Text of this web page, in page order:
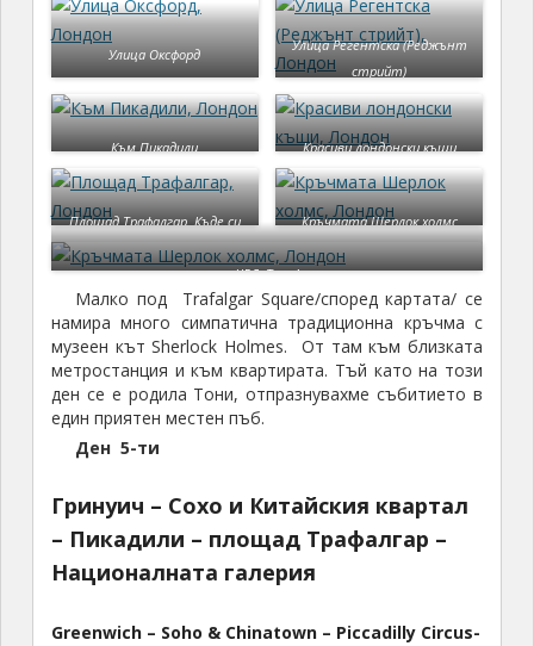
Улица Оксфорд
Улица Регентска (Реджънт
стрийт)
Към Пикадили Красиви лондонски къщи
Площад Трафалгар. Къде си
адмирале!
Кръчмата Шерлок холмс
ЧРД, Тони!
Малко под Trafalgar Square/според картата/ се
намира много симпатична традиционна кръчма с
музеен кът Sherlock Holmes. От там към близката
метростанция и към квартирата. Тъй като на този
ден се е родила Тони, отпразнувахме събитието в
един приятен местен пъб.
Ден 5-ти
Гринуич – Сохо и Китайския квартал
– Пикадили – площад Трафалгар –
Националната галерия
Greenwich – Soho & Chinatown – Piccadilly Circus-